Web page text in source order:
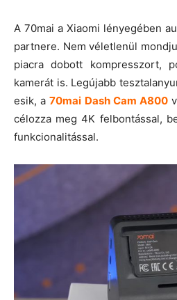
A 70mai a Xiaomi lényegében
partnere. Nem véletlenül
piacra dobott kompresszort,
kamerát is. Legújabb
esik, a70mai Dash Cam A800
célozza meg 4K felbontással,
funkcionalitással.